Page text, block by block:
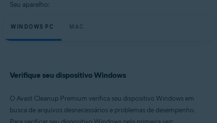
Seu aparelho:
WINDOWS PC MAC
Verifique seu dispositivo Windows
O Avast Cleanup Premium verifica seu dispositivo Windows em
busca de arquivos desnecessários e problemas de desempenho.